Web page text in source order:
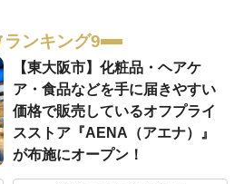
ランキング9
【東大阪市】化粧品・ヘアケ
ア・食品などを手に届きやすい
価格で販売しているオフプライ
スストア『AENA（アエナ）』
が布施にオープン！